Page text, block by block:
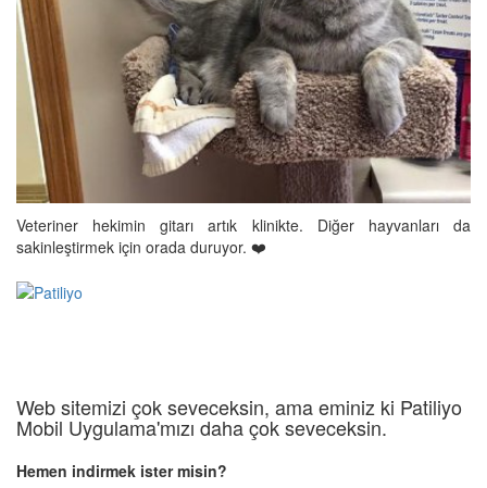
Veteriner hekimin gitarı artık klinikte. Diğer hayvanları da
sakinleştirmek için orada duruyor. ❤️
Web sitemizi çok seveceksin, ama eminiz ki Patiliyo
Mobil Uygulama'mızı daha çok seveceksin.
Hemen indirmek ister misin?